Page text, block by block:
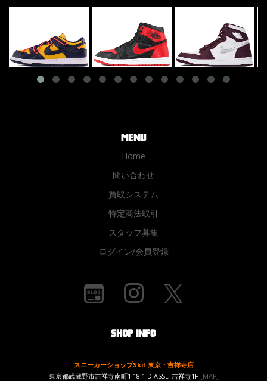
Home
問い合わせ
買取システム
特定商法取引
スタッフ募集
ログイン/会員登録
スニーカーショップSkit 東京・吉祥寺店
東京都武蔵野市吉祥寺南町1-18-1 D-ASSET吉祥寺1F [MAP]